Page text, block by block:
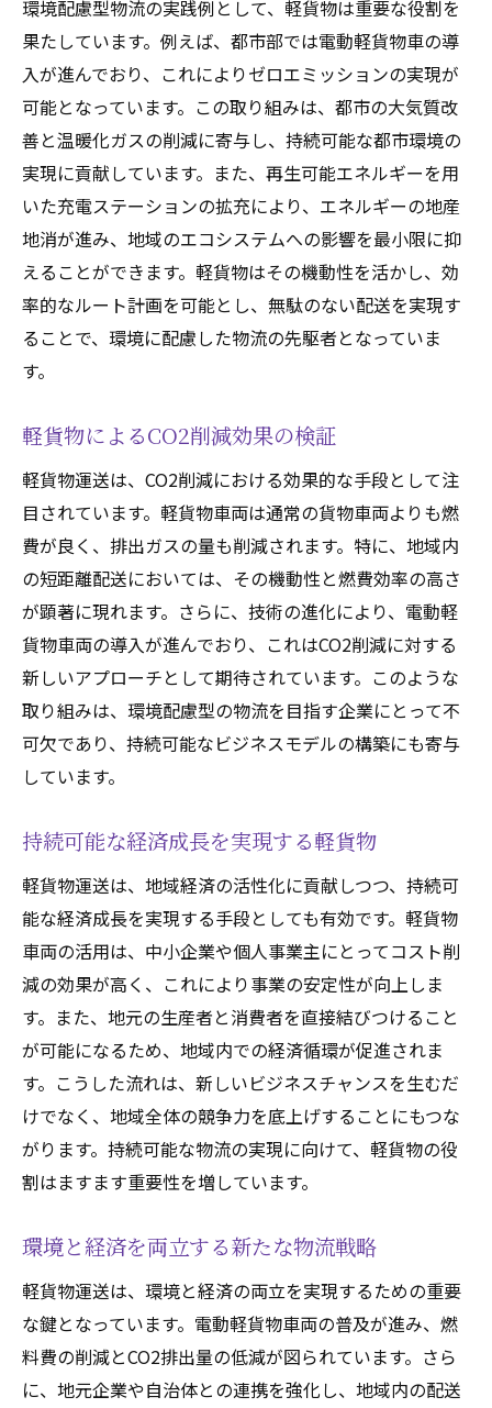
環境配慮型物流の実践例として、軽貨物は重要な役割を
果たしています。例えば、都市部では電動軽貨物車の導
入が進んでおり、これによりゼロエミッションの実現が
可能となっています。この取り組みは、都市の大気質改
善と温暖化ガスの削減に寄与し、持続可能な都市環境の
実現に貢献しています。また、再生可能エネルギーを用
いた充電ステーションの拡充により、エネルギーの地産
地消が進み、地域のエコシステムへの影響を最小限に抑
えることができます。軽貨物はその機動性を活かし、効
率的なルート計画を可能とし、無駄のない配送を実現す
ることで、環境に配慮した物流の先駆者となっていま
す。
軽貨物によるCO2削減効果の検証
軽貨物運送は、CO2削減における効果的な手段として注
目されています。軽貨物車両は通常の貨物車両よりも燃
費が良く、排出ガスの量も削減されます。特に、地域内
の短距離配送においては、その機動性と燃費効率の高さ
が顕著に現れます。さらに、技術の進化により、電動軽
貨物車両の導入が進んでおり、これはCO2削減に対する
新しいアプローチとして期待されています。このような
取り組みは、環境配慮型の物流を目指す企業にとって不
可欠であり、持続可能なビジネスモデルの構築にも寄与
しています。
持続可能な経済成長を実現する軽貨物
軽貨物運送は、地域経済の活性化に貢献しつつ、持続可
能な経済成長を実現する手段としても有効です。軽貨物
車両の活用は、中小企業や個人事業主にとってコスト削
減の効果が高く、これにより事業の安定性が向上しま
す。また、地元の生産者と消費者を直接結びつけること
が可能になるため、地域内での経済循環が促進されま
す。こうした流れは、新しいビジネスチャンスを生むだ
けでなく、地域全体の競争力を底上げすることにもつな
がります。持続可能な物流の実現に向けて、軽貨物の役
割はますます重要性を増しています。
環境と経済を両立する新たな物流戦略
軽貨物運送は、環境と経済の両立を実現するための重要
な鍵となっています。電動軽貨物車両の普及が進み、燃
料費の削減とCO2排出量の低減が図られています。さら
に、地元企業や自治体との連携を強化し、地域内の配送